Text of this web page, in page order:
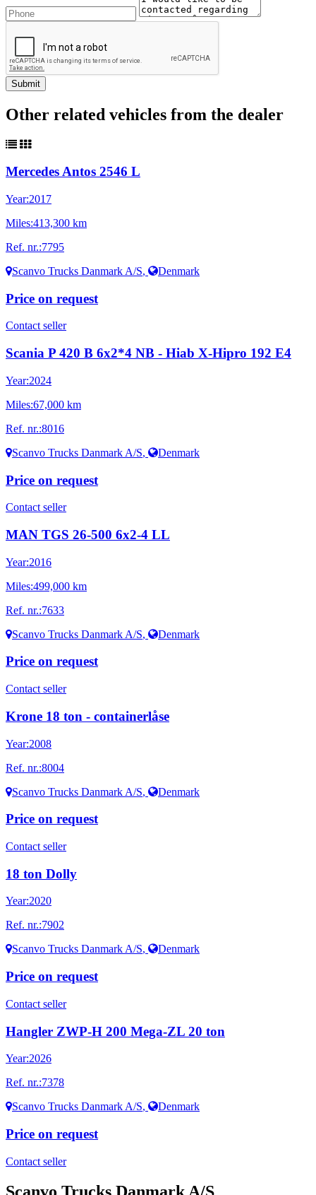
Other related vehicles from the dealer
Mercedes Antos 2546 L
Year:2017
Miles:413,300 km
Ref. nr.:7795
Scanvo Trucks Danmark A/S, Denmark
Price on request
Contact seller
Scania P 420 B 6x2*4 NB - Hiab X-Hipro 192 E4
Year:2024
Miles:67,000 km
Ref. nr.:8016
Scanvo Trucks Danmark A/S, Denmark
Price on request
Contact seller
MAN TGS 26-500 6x2-4 LL
Year:2016
Miles:499,000 km
Ref. nr.:7633
Scanvo Trucks Danmark A/S, Denmark
Price on request
Contact seller
Krone 18 ton - containerlåse
Year:2008
Ref. nr.:8004
Scanvo Trucks Danmark A/S, Denmark
Price on request
Contact seller
18 ton Dolly
Year:2020
Ref. nr.:7902
Scanvo Trucks Danmark A/S, Denmark
Price on request
Contact seller
Hangler ZWP-H 200 Mega-ZL 20 ton
Year:2026
Ref. nr.:7378
Scanvo Trucks Danmark A/S, Denmark
Price on request
Contact seller
Scanvo Trucks Danmark A/S